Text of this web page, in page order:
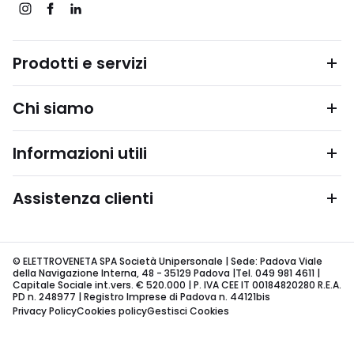
Prodotti e servizi
Chi siamo
Informazioni utili
Assistenza clienti
© ELETTROVENETA SPA Società Unipersonale | Sede: Padova Viale
della Navigazione Interna, 48 - 35129 Padova |Tel. 049 981 4611 |
Capitale Sociale int.vers. € 520.000 | P. IVA CEE IT 00184820280 R.E.A.
PD n. 248977 | Registro Imprese di Padova n. 44121bis
Privacy PolicyCookies policyGestisci Cookies